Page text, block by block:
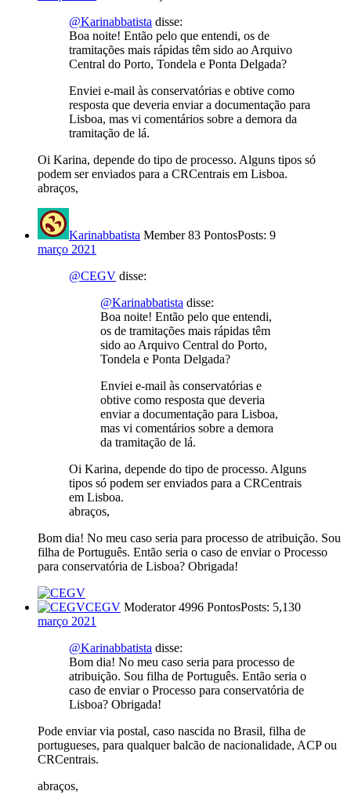
@Karinabbatista disse:
Boa noite! Então pelo que entendi, os de
tramitações mais rápidas têm sido ao Arquivo
Central do Porto, Tondela e Ponta Delgada?
Enviei e-mail às conservatórias e obtive como
resposta que deveria enviar a documentação para
Lisboa, mas vi comentários sobre a demora da
tramitação de lá.
Oi Karina, depende do tipo de processo. Alguns tipos só
podem ser enviados para a CRCentrais em Lisboa.
abraços,
Karinabbatista Member 83 PontosPosts: 9
março 2021
@CEGV disse:
@Karinabbatista disse:
Boa noite! Então pelo que entendi,
os de tramitações mais rápidas têm
sido ao Arquivo Central do Porto,
Tondela e Ponta Delgada?
Enviei e-mail às conservatórias e
obtive como resposta que deveria
enviar a documentação para Lisboa,
mas vi comentários sobre a demora
da tramitação de lá.
Oi Karina, depende do tipo de processo. Alguns
tipos só podem ser enviados para a CRCentrais
em Lisboa.
abraços,
Bom dia! No meu caso seria para processo de atribuição. Sou
filha de Português. Então seria o caso de enviar o Processo
para conservatória de Lisboa? Obrigada!
CEGV Moderator 4996 PontosPosts: 5,130
março 2021
@Karinabbatista disse:
Bom dia! No meu caso seria para processo de
atribuição. Sou filha de Português. Então seria o
caso de enviar o Processo para conservatória de
Lisboa? Obrigada!
Pode enviar via postal, caso nascida no Brasil, filha de
portugueses, para qualquer balcão de nacionalidade, ACP ou
CRCentrais.
abraços,